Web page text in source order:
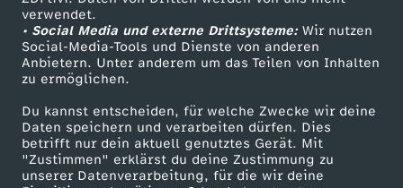
verwendet.
• Social Media und externe Drittsysteme:Wir nutzen
Social-Media-Tools und Dienste von anderen
Anbietern. Unter anderem um das Teilen von Inhalten
zu ermöglichen.
Du kannst entscheiden, für welche Zwecke wir deine
Daten speichern und verarbeiten dürfen. Dies
betrifft nur dein aktuell genutztes Gerät. Mit
"Zustimmen" erklärst du deine Zustimmung zu
unserer Datenverarbeitung, für die wir deine
i
o
n
s
ZDF Unternehmen
Karriere
ZDF goes Schule
Werbefernsehen
Mainzelmännchen